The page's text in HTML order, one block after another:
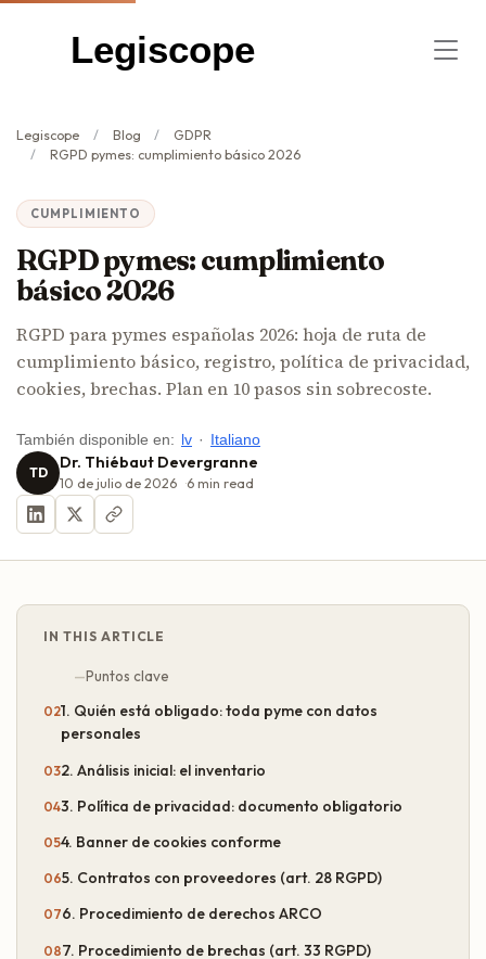
Legiscope
Legiscope Blog
GDPR
RGPD pymes: cumplimiento básico 2026
CUMPLIMIENTO
RGPD pymes: cumplimiento
básico 2026
RGPD para pymes españolas 2026: hoja de ruta de
cumplimiento básico, registro, política de privacidad,
cookies, brechas. Plan en 10 pasos sin sobrecoste.
También disponible en: lv · Italiano
TD Dr. Thiébaut Devergranne
10 de julio de 2026 6 min read
IN THIS ARTICLE
Puntos clave
1. Quién está obligado: toda pyme con datos
personales
2. Análisis inicial: el inventario
3. Política de privacidad: documento obligatorio
4. Banner de cookies conforme
5. Contratos con proveedores (art. 28 RGPD)
6. Procedimiento de derechos ARCO
7. Procedimiento de brechas (art. 33 RGPD)